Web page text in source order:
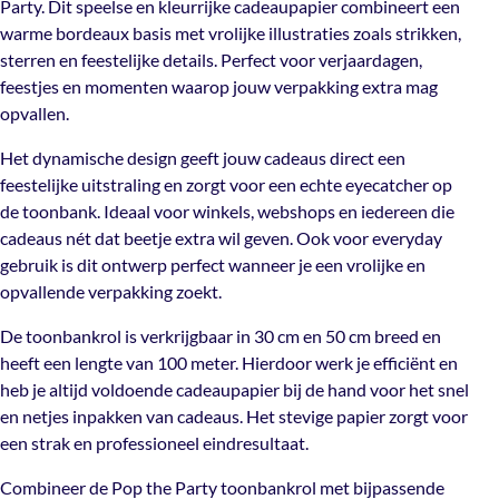
Materiaal Dubbelzijdig 80gsm coated papier
€15 naar bestellingen in België
Gratis verzending vanaf €300
Het dynamische design geeft jouw cadeaus direct een
feestelijke uitstraling en zorgt voor een echte eyecatcher
op de toonbank. Ideaal voor winkels, webshops en
iedereen die cadeaus nét dat beetje extra wil geven. Ook
een vrolijke en opvallende verpakking zoekt.
De toonbankrol is verkrijgbaar in 30 cm en 50 cm breed
en heeft een lengte van 100 meter. Hierdoor werk je
efficiënt en heb je altijd voldoende cadeaupapier bij de
hand voor het snel en netjes inpakken van cadeaus. Het
eindresultaat.
Combineer de Pop the Party toonbankrol met
bijpassende stickers en gift tags voor een complete en
feestelijke inpakbeleving. Bekijk ook de andere
Party. Dit speelse en kleurrijke cadeaupapier combineert een
warme bordeaux basis met vrolijke illustraties zoals strikken,
sterren en feestelijke details. Perfect voor verjaardagen,
feestjes en momenten waarop jouw verpakking extra mag
opvallen.
Het dynamische design geeft jouw cadeaus direct een
feestelijke uitstraling en zorgt voor een echte eyecatcher op
de toonbank. Ideaal voor winkels, webshops en iedereen die
cadeaus nét dat beetje extra wil geven. Ook voor everyday
gebruik is dit ontwerp perfect wanneer je een vrolijke en
opvallende verpakking zoekt.
De toonbankrol is verkrijgbaar in 30 cm en 50 cm breed en
heeft een lengte van 100 meter. Hierdoor werk je efficiënt en
heb je altijd voldoende cadeaupapier bij de hand voor het snel
en netjes inpakken van cadeaus. Het stevige papier zorgt voor
een strak en professioneel eindresultaat.
Combineer de Pop the Party toonbankrol met bijpassende